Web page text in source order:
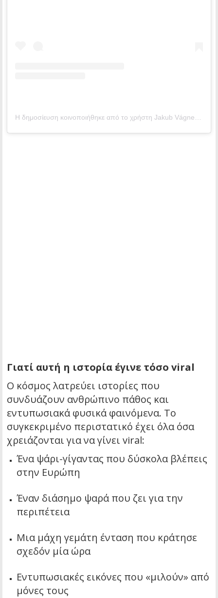
Η δημοσίευση κοινοποιήθηκε από το χρήστη Jakub Vágner | fishing & traveling (@jakubvagner_official)
Γιατί αυτή η ιστορία έγινε τόσο viral
Ο κόσμος λατρεύει ιστορίες που
συνδυάζουν ανθρώπινο πάθος και
εντυπωσιακά φυσικά φαινόμενα. Το
συγκεκριμένο περιστατικό έχει όλα όσα
χρειάζονται για να γίνει viral:
Ένα ψάρι-γίγαντας που δύσκολα βλέπεις
στην Ευρώπη
Έναν διάσημο ψαρά που ζει για την
περιπέτεια
Μια μάχη γεμάτη ένταση που κράτησε
σχεδόν μία ώρα
Εντυπωσιακές εικόνες που «μιλούν» από
μόνες τους